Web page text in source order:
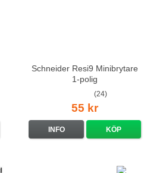
Schneider Resi9 Minibrytare
1-polig
(24)
55 kr
INFO KÖP